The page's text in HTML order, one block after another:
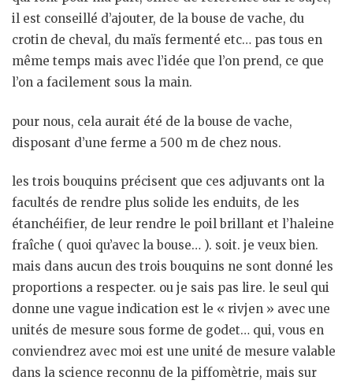
il est conseillé d’ajouter, de la bouse de vache, du
crotin de cheval, du maïs fermenté etc… pas tous en
même temps mais avec l’idée que l’on prend, ce que
l’on a facilement sous la main.
pour nous, cela aurait été de la bouse de vache,
disposant d’une ferme a 500 m de chez nous.
les trois bouquins précisent que ces adjuvants ont la
facultés de rendre plus solide les enduits, de les
étanchéifier, de leur rendre le poil brillant et l’haleine
fraîche ( quoi qu’avec la bouse… ). soit. je veux bien.
mais dans aucun des trois bouquins ne sont donné les
proportions a respecter. ou je sais pas lire. le seul qui
donne une vague indication est le « rivjen » avec une
unités de mesure sous forme de godet… qui, vous en
conviendrez avec moi est une unité de mesure valable
dans la science reconnu de la piffomètrie, mais sur